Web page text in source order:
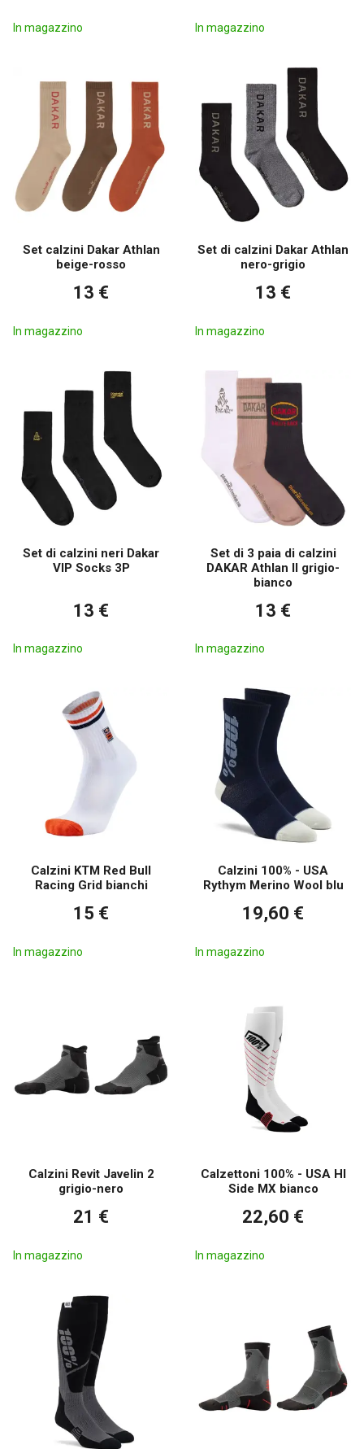
In magazzino In magazzino
Set calzini Dakar Athlan
beige-rosso
13 €
In magazzino
Set di calzini Dakar Athlan
nero-grigio
13 €
In magazzino
Set di calzini neri Dakar
VIP Socks 3P
13 €
In magazzino
Set di 3 paia di calzini
DAKAR Athlan II grigio-
bianco
13 €
In magazzino
Calzini KTM Red Bull
Racing Grid bianchi
15 €
In magazzino
Calzini 100% - USA
Rythym Merino Wool blu
19,60 €
In magazzino
Calzini Revit Javelin 2
grigio-nero
21 €
In magazzino
Calzettoni 100% - USA HI
Side MX bianco
22,60 €
In magazzino